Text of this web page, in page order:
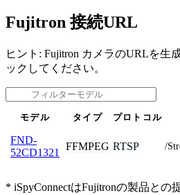
Fujitron 接続URL
ヒント: Fujitron カメラのURLを生
ックしてください。
モデル タイプ プロトコル
FND-
52CD1321
FFMPEG RTSP /
* iSpyConnectはFujitronの製品との